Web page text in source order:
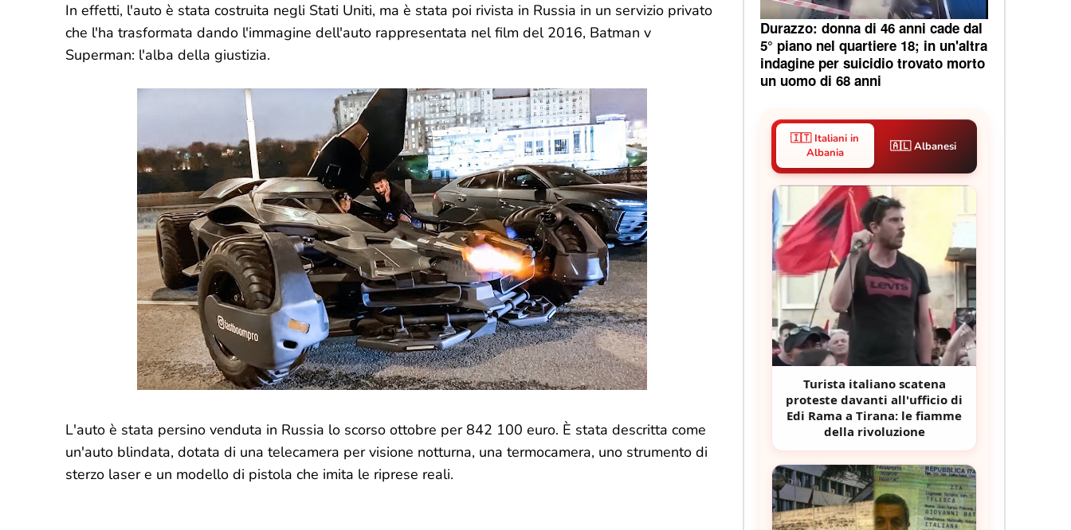
In effetti, l'auto è stata costruita negli Stati Uniti, ma è stata poi rivista in Russia in un servizio privato
che l'ha trasformata dando l'immagine dell'auto rappresentata nel film del 2016, Batman v
Superman: l'alba della giustizia.
L'auto è stata persino venduta in Russia lo scorso ottobre per 842 100 euro. È stata descritta come
un'auto blindata, dotata di una telecamera per visione notturna, una termocamera, uno strumento di
sterzo laser e un modello di pistola che imita le riprese reali.
Durazzo: donna di 46 anni cade dal
5° piano nel quartiere 18; in un'altra
indagine per suicidio trovato morto
un uomo di 68 anni
🇮🇹 Italiani in
Albania
🇦🇱 Albanesi
Turista italiano scatena
proteste davanti all'ufficio di
Edi Rama a Tirana: le fiamme
della rivoluzione